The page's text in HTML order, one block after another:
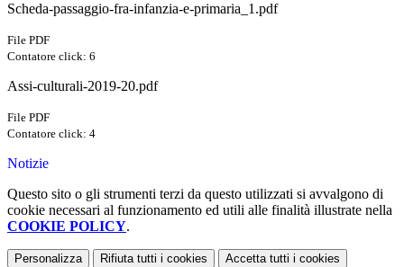
Scheda-passaggio-fra-infanzia-e-primaria_1.pdf
File PDF
Contatore click: 6
Assi-culturali-2019-20.pdf
File PDF
Contatore click: 4
Notizie
Questo sito o gli strumenti terzi da questo utilizzati si avvalgono di
cookie necessari al funzionamento ed utili alle finalità illustrate nella
COOKIE POLICY.
Personalizza Rifiuta tutti i cookies Accetta tutti i cookies